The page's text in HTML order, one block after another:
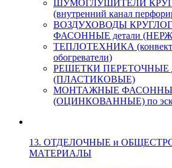
ШУМОГЛУШИТЕЛИ
(внутренний канал
ВОЗДУХОВОДЫ КРУГЛОГО
ФАСОННЫЕ детали
ТЕПЛОТЕХНИКА
обогреватели)
РЕШЕТКИ ПЕРЕТОЧНЫЕ
(ПЛАСТИКОВЫЕ)
МОНТАЖНЫЕ ФАСОННЫЕ
(ОЦИНКОВАННЫЕ) по
13. ОТДЕЛОЧНЫЕ и
МАТЕРИАЛЫ